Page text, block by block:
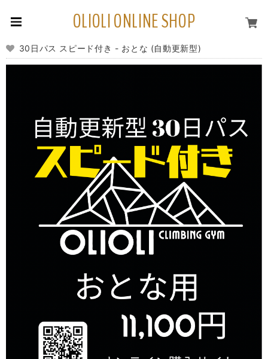
OLIOLI ONLINE SHOP
30日パス スピード付き - おとな (自動更新型)